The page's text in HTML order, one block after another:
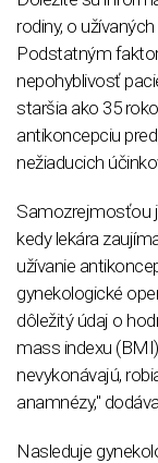
rodiny, o
Podstatným
nepohyblivosť
staršia ako 35
antikoncepciu
nežiaducich
Samozrejmosťou
kedy lekára
užívanie
gynekologické
dôležitý údaj o
mass indexu
nevykonávajú,
anamnézy,"
Nasleduje